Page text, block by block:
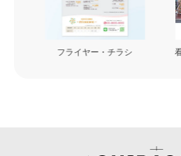
フライヤー・チラシ